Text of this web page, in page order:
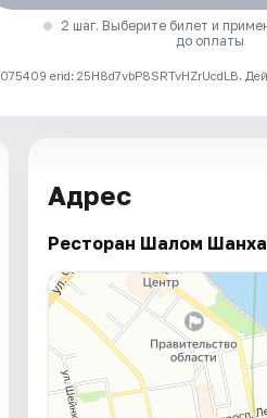
2 шаг. Выберите билет и
до оплаты
erid: 25H8d7vbP8SRTvHZrUcdLB.
Адрес
Ресторан Шалом